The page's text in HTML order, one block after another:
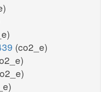
(co2_e)